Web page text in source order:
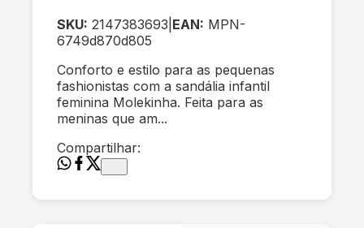
SKU: 2147383693 EAN: MPN-
6749d870d805
Conforto e estilo para as pequenas
fashionistas com a sandália infantil
feminina Molekinha. Feita para as
meninas que am...
Compartilhar: